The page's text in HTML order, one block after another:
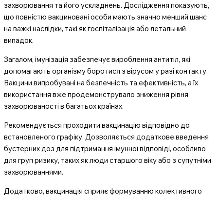
захворювання та його ускладнень. Дослідження показують,
що повністю вакциновані особи мають значно менший шанс
на важкі наслідки, такі як госпіталізація або летальний
випадок.
Загалом, імунізація забезпечує вироблення антитіл, які
допомагають організму боротися з вірусом у разі контакту.
Вакцини випробувані на безпечність та ефективність, а їх
використання вже продемонструвало зниження рівня
захворюваності в багатьох країнах.
Рекомендується проходити вакцинацію відповідно до
встановленого графіку. Дозволяється додаткове введення
бустерних доз для підтримання імунної відповіді, особливо
для груп ризику, таких як люди старшого віку або з супутніми
захворюваннями.
Додатково, вакцинація сприяє формуванню колективного